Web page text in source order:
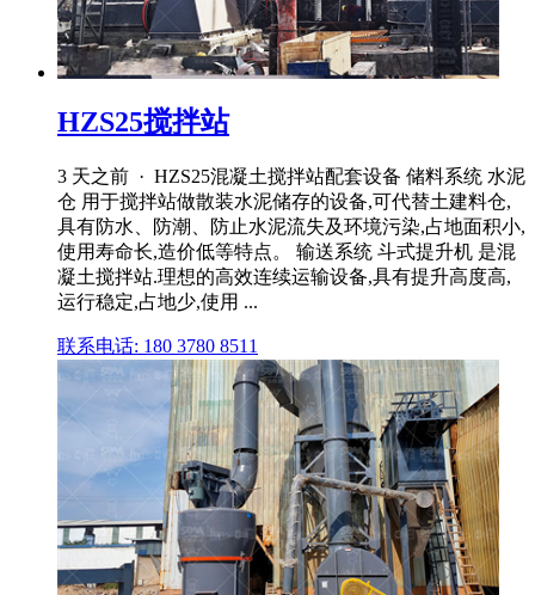
HZS25搅拌站
3 天之前 · HZS25混凝土搅拌站配套设备 储料系统 水泥
仓 用于搅拌站做散装水泥储存的设备,可代替土建料仓,
具有防水、防潮、防止水泥流失及环境污染,占地面积小,
使用寿命长,造价低等特点。 输送系统 斗式提升机 是混
凝土搅拌站.理想的高效连续运输设备,具有提升高度高,
运行稳定,占地少,使用 ...
联系电话: 180 3780 8511